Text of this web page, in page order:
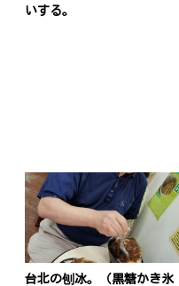
いする。
台北の刨冰。（黒糖かき氷